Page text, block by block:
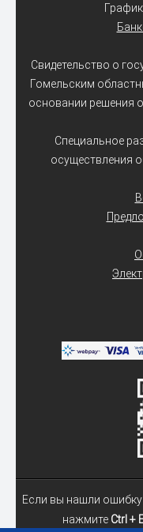
Свидетельство о
Гомельским
основании решения
Специальное
осуществления
Если вы нашли ошибку
нажмите Ctrl +